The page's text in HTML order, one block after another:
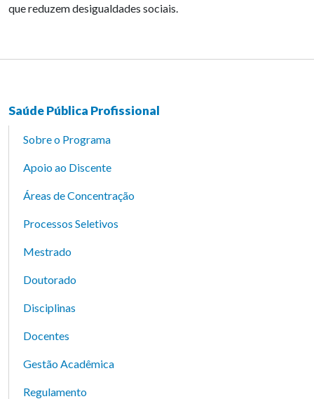
que reduzem desigualdades sociais.
Saúde Pública Profissional
Sobre o Programa
Apoio ao Discente
Áreas de Concentração
Processos Seletivos
Mestrado
Doutorado
Disciplinas
Docentes
Gestão Acadêmica
Regulamento